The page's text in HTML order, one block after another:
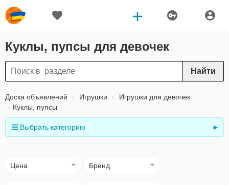
Куклы, пупсы для девочек
Найти
Доска объявлений Игрушки
Игрушки для девочек
Куклы, пупсы
Выбрать категорию ►
Цена Бренд